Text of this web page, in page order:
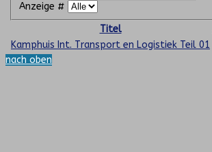
Anzeige #
Titel
Kamphuis Int. Transport en Logistiek Teil 01
nach oben